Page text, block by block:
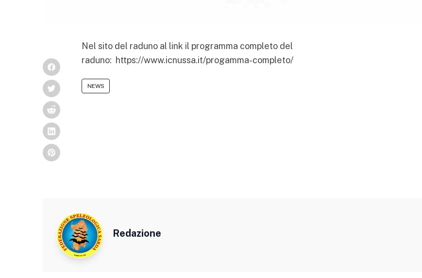
Nel sito del raduno al link il programma completo del
raduno: https://www.icnussa.it/progamma-completo/
NEWS
Redazione